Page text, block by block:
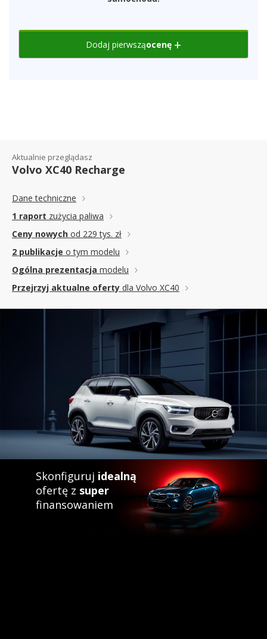
Dodaj pierwsząocenę
Aktualnie przeglądasz
Volvo XC40 Recharge
Dane techniczne
1 raport zużycia paliwa
Ceny nowych od 229 tys. zł
2 publikacje o tym modelu
Ogólna prezentacja modelu
Przejrzyj aktualne oferty dla Volvo XC40
Skonfiguruj idealną
ofertę z super
finansowaniem